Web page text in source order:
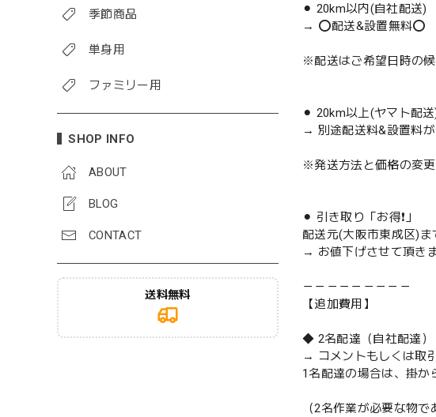
季節商品
単身用
ファミリー用
SHOP INFO
ABOUT
BLOG
CONTACT
送料無料
⚫︎ 20km以内(自社配送)
→ ⭕️配送&設置無料⭕️
※配送はご希望日時の
⚫︎ 20km以上(ヤマト配送
→ 別途配送料&設置料が
※発送方法と価格の変
⚫︎ 引き取り「お得❗️」
配送元(大阪市東成区)
→ お値下げさせて頂き
－－－－－－－－－
【追加費用】
◆ 2名配達（自社配達）
→ コメントもしくは取
1名配達の場合は、掛か
（2名作業が必要な物